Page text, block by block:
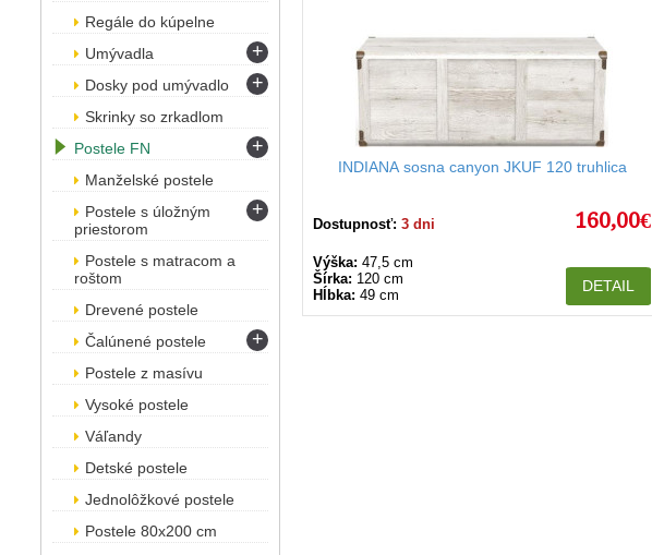
Regále do kúpelne
Umývadla
+
Dosky pod umývadlo +
Skrinky so zrkadlom
Postele FN
+
Manželské postele
Postele s úložným
priestorom
+
Postele s matracom a
roštom
Drevené postele
Čalúnené postele
+
Postele z masívu
Vysoké postele
Váľandy
Detské postele
Jednolôžkové postele
Postele 80x200 cm
INDIANA sosna canyon JKUF 120 truhlica
Dostupnosť: 3 dni
Výška: 47,5 cm
Šírka: 120 cm
Hĺbka: 49 cm
160,00€
DETAIL